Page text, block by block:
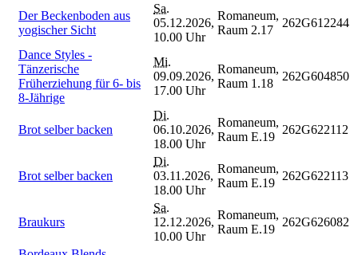
Der Beckenboden aus
yogischer Sicht
Sa.
05.12.2026,
10.00 Uhr
Romaneum,
Raum 2.17
262G612244
Dance Styles -
Tänzerische
Früherziehung für 6- bis
8-Jährige
Mi.
09.09.2026,
17.00 Uhr
Romaneum,
Raum 1.18
262G604850
Brot selber backen
Di.
06.10.2026,
18.00 Uhr
Romaneum,
Raum E.19
262G622112
Brot selber backen
Di.
03.11.2026,
18.00 Uhr
Romaneum,
Raum E.19
262G622113
Braukurs
Sa.
12.12.2026,
10.00 Uhr
Romaneum,
Raum E.19
262G626082